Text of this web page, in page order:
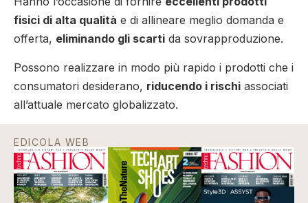
fisici di alta qualità e di allineare meglio domanda e
offerta, eliminando gli scarti da sovrapproduzione.
Possono realizzare in modo più rapido i prodotti che i
consumatori desiderano, riducendo i rischi associati
all’attuale mercato globalizzato.
EDICOLA WEB